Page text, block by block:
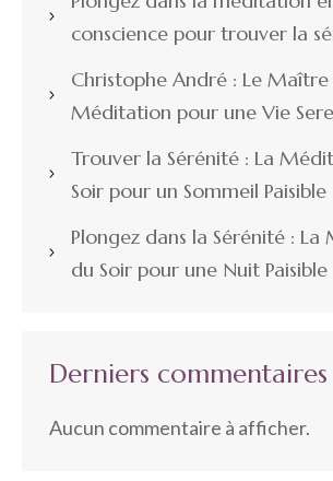
conscience pour trouver la
Christophe André : Le Maître
Méditation pour une Vie
Trouver la Sérénité : La
Soir pour un Sommeil Paisible
Plongez dans la Sérénité :
du Soir pour une Nuit Paisible
Derniers commentaires
Aucun commentaire à afficher.